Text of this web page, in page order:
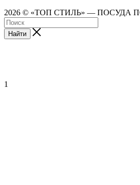
2026 © «ТОП СТИЛЬ» — ПОСУДА
Найти
1